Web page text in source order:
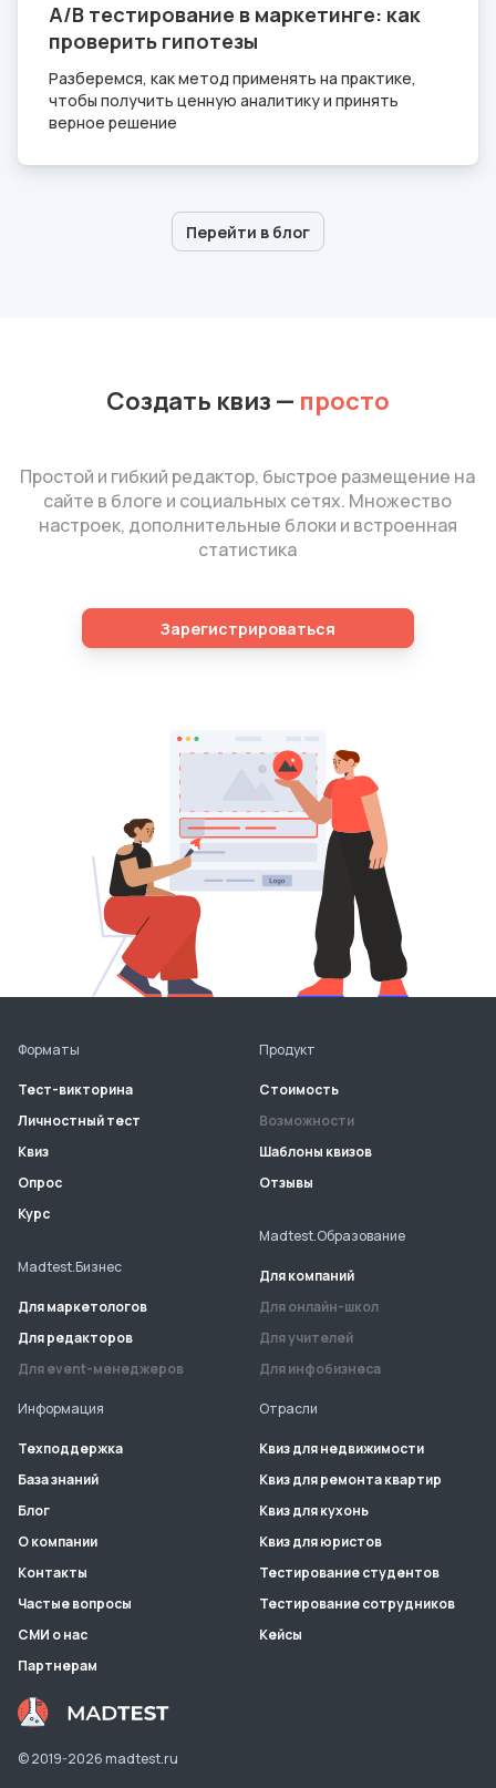
A/B тестирование в маркетинге: как
проверить гипотезы
Разберемся, как метод применять на практике,
чтобы получить ценную аналитику и принять
верное решение
Перейти в блог
Создать квиз — просто
Простой и гибкий редактор, быстрое размещение на
сайте в блоге и социальных сетях. Множество
настроек, дополнительные блоки и встроенная
статистика
Зарегистрироваться
© 2019-2026madtest.ru
Форматы
Тест-викторина
Личностный тест
Квиз
Опрос
Курс
Madtest.Бизнес
Для маркетологов
Для редакторов
Для event-менеджеров
Продукт
Стоимость
Возможности
Шаблоны квизов
Отзывы
Madtest.Образование
Для компаний
Для онлайн-школ
Для учителей
Для инфобизнеса
Информация
Техподдержка
База знаний
Блог
О компании
Контакты
Частые вопросы
СМИ о нас
Партнерам
Отрасли
Квиз для недвижимости
Квиз для ремонта квартир
Квиз для кухонь
Квиз для юристов
Тестирование студентов
Тестирование сотрудников
Кейсы